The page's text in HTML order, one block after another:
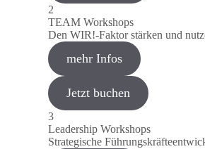
2
TEAM Workshops
Den WIR!-Faktor stärken und
mehr Infos
Jetzt buchen
3
Leadership Workshops
Strategische